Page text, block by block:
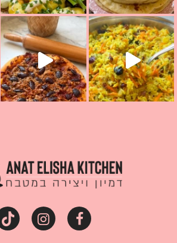
ככה? ההסבר בסרטו
מז׳ווז׳ין או בתרגום לעברית, מחותניםמתכון ראש